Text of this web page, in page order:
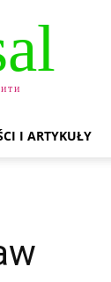
I ARTYKUŁY